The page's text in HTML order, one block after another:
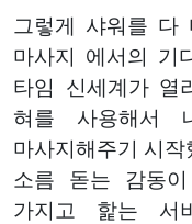
그렇게 샤워를 다
마사지 에서의 기
타임 신세계가 열
혀를 사용해서
마사지해주기 시작
소름 돋는 감동
가지고 핥는 서